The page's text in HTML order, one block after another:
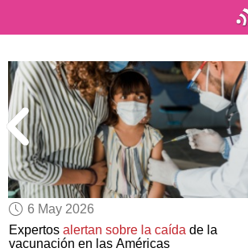
6 May 2026
Expertosalertan sobre la caída de la
vacunación en las Américas